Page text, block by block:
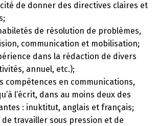
de donner des directives claires et
de résolution de problèmes,
communication et mobilisation;
dans la rédaction de divers
annuel, etc.);
compétences en communications,
l’écrit, dans au moins deux des
: inuktitut, anglais et français;
de travailler sous pression et de